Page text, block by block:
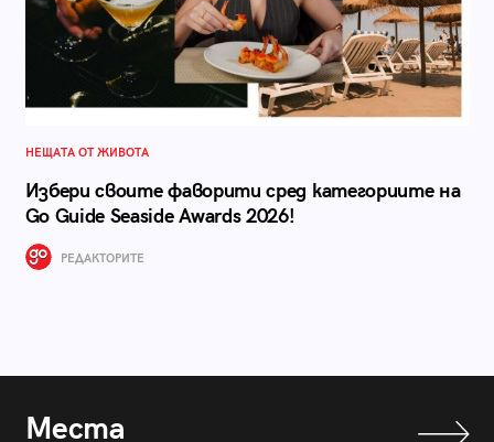
НЕЩАТА ОТ ЖИВОТА
Избери своите фаворити сред категориите на
Go Guide Seaside Awards 2026!
РЕДАКТОРИТЕ
Места